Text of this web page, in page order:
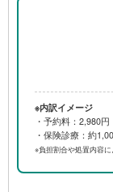
※内訳イメージ
・予約料：2,980円
・保険診療：約
※負担割合や処置内容に